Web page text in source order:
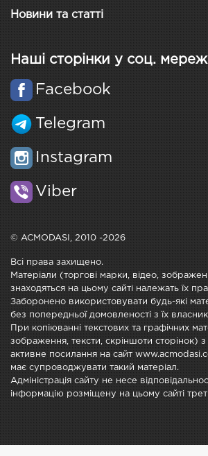
Новини та статті
Наші сторінки у соц.
Facebook
Telegram
Instagram
Viber
© ACMODASI, 2010 -2026
Всі права захищено.
Матеріали (торгові марки, відео,
знаходяться на цьому сайті належать їх
Заборонено використовувати будь-які
без попередньої домовленості з їх
При копіюванні текстових та графічних
зображення, тексти, скріншоти сторінок) з
активне посилання на сайт
має супроводжувати такий матеріал.
Адміністрація сайту не несе
інформацію розміщену на цьому сайті